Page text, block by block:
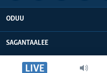
LIVE
ODUU
SAGANTAALEE
WAA’EE KEENYA